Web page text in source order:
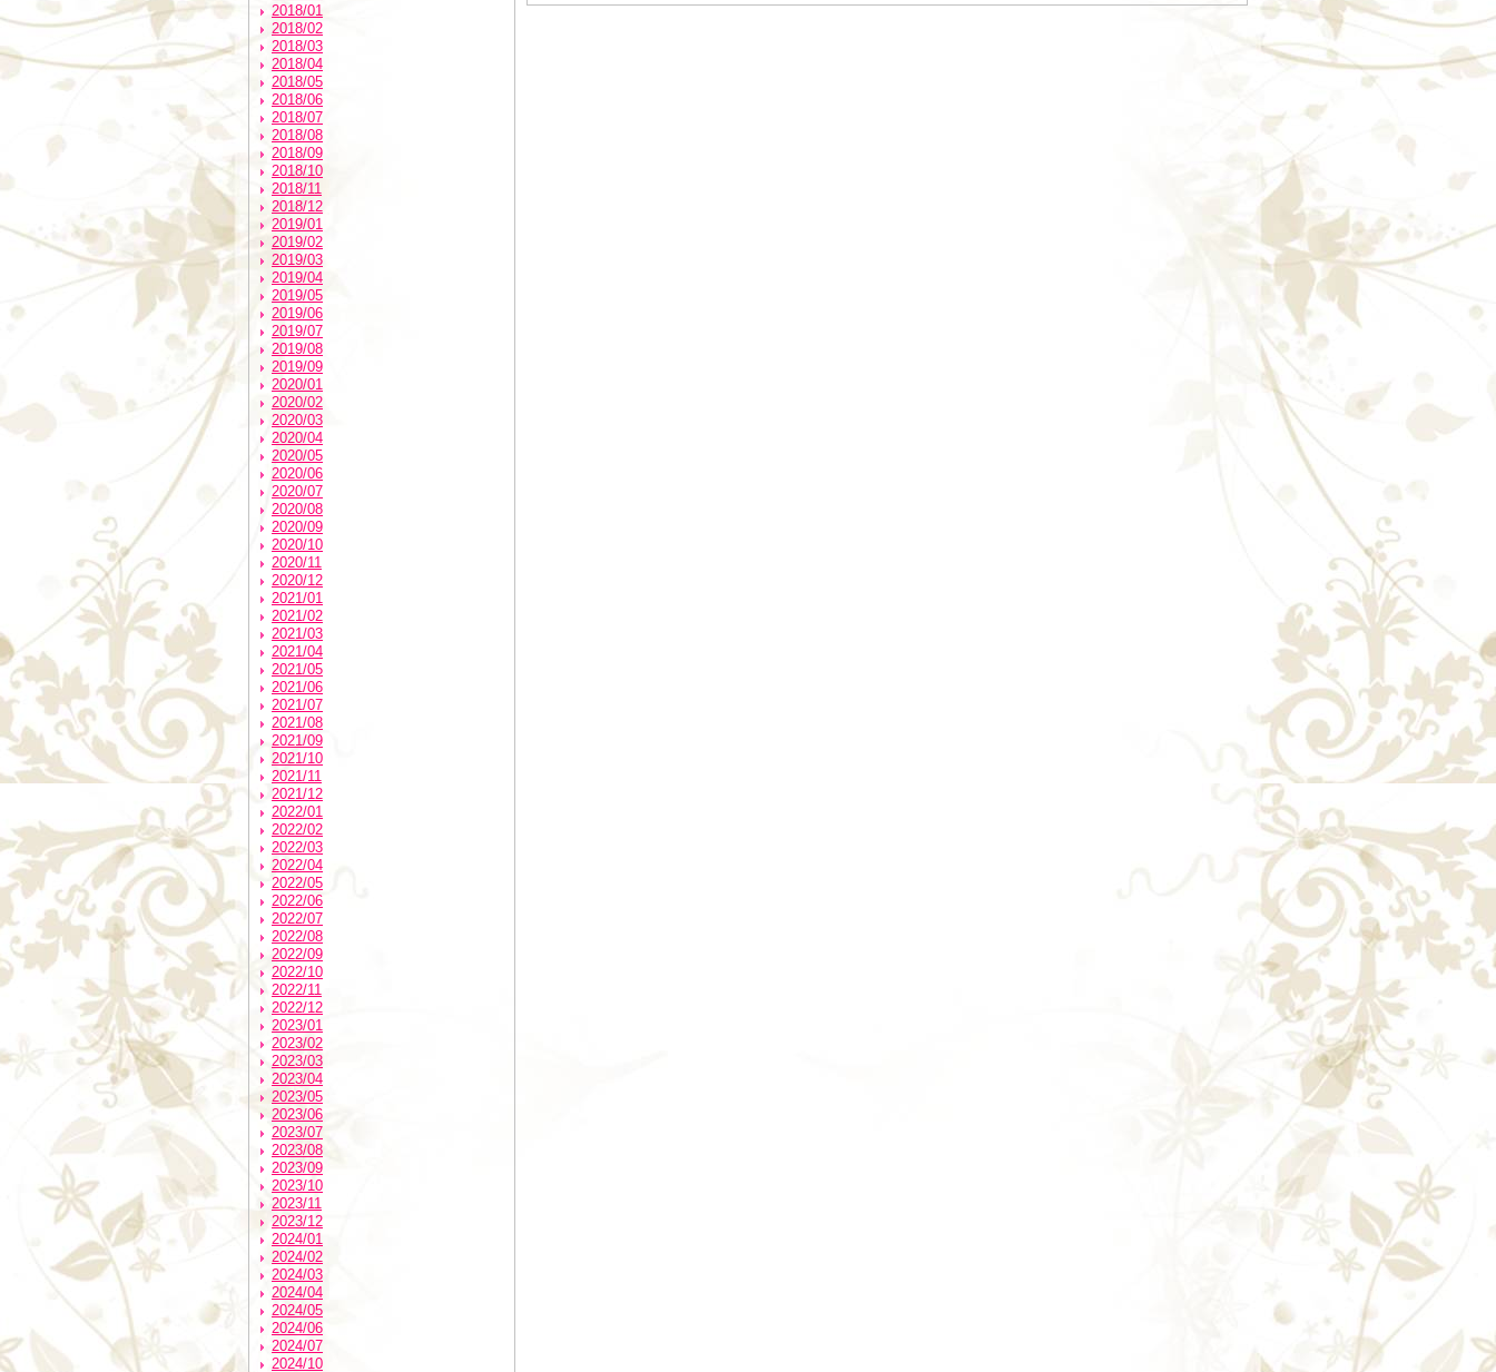
2018/01
2018/02
2018/03
2018/04
2018/05
2018/06
2018/07
2018/08
2018/09
2018/10
2018/11
2018/12
2019/01
2019/02
2019/03
2019/04
2019/05
2019/06
2019/07
2019/08
2019/09
2020/01
2020/02
2020/03
2020/04
2020/05
2020/06
2020/07
2020/08
2020/09
2020/10
2020/11
2020/12
2021/01
2021/02
2021/03
2021/04
2021/05
2021/06
2021/07
2021/08
2021/09
2021/10
2021/11
2021/12
2022/01
2022/02
2022/03
2022/04
2022/05
2022/06
2022/07
2022/08
2022/09
2022/10
2022/11
2022/12
2023/01
2023/02
2023/03
2023/04
2023/05
2023/06
2023/07
2023/08
2023/09
2023/10
2023/11
2023/12
2024/01
2024/02
2024/03
2024/04
2024/05
2024/06
2024/07
2024/10